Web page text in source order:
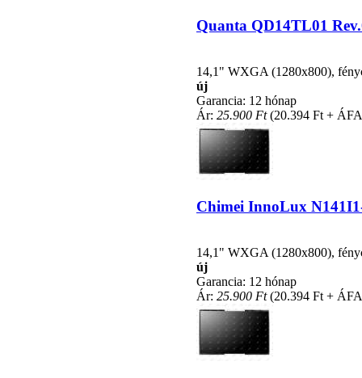
Quanta QD14TL01
14,1" WXGA (1280x800),
új
Garancia: 12 hónap
Ár: 25.900 Ft(20.394 Ft +
Chimei InnoLux
14,1" WXGA (1280x800),
új
Garancia: 12 hónap
Ár: 25.900 Ft(20.394 Ft +